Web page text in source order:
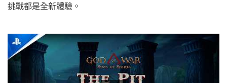
挑戰都是全新體驗。